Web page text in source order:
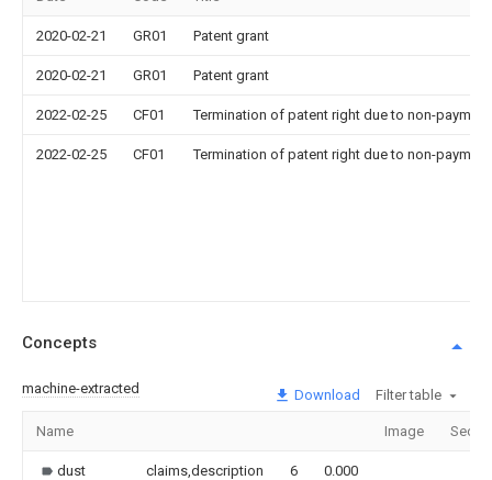
2020-02-21 GR01 Patent grant
2020-02-21 GR01 Patent grant
2022-02-25 CF01 Termination of patent right due to non-
2022-02-25 CF01 Termination of patent right due to non-
Concepts
machine-extracted Download Filter table
Name Image
dust claims,description 6 0.000